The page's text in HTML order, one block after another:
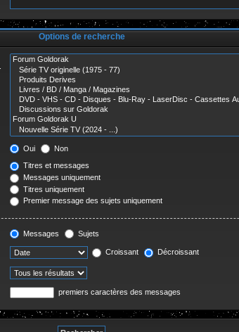
r
Options de recherche
Oui Non
Titres et messages
Messages uniquement
Titres uniquement
Premier message des sujets uniquement
Messages Sujets
Croissant Décroissant
premiers caractères des messages